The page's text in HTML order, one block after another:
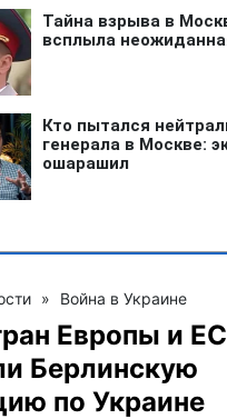
» Война в Украине
Европы и ЕС
Берлинскую
по Украине